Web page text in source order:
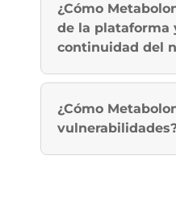
¿Cómo
de la plataforma
continuidad del
¿Cómo